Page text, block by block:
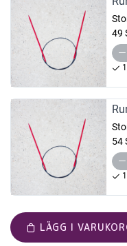
49
54
LÄGG I